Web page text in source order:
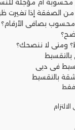
محسوبة أم مؤجلة
من الصفقة إذا تغيرت
محسوب بصافي الأرقام؟
ومتى لا ننصحك؟
في دبي